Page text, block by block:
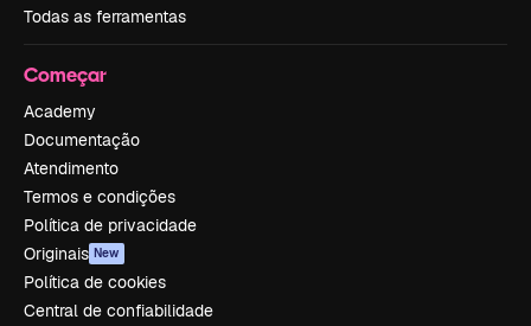
Todas as ferramentas
Começar
Academy
Documentação
Atendimento
Termos e condições
Política de privacidade
Originais New
Política de cookies
Central de confiabilidade